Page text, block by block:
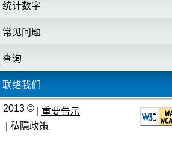
统计数字
常见问题
查询
联络我们
2013 ©
重要告示
私隱政策